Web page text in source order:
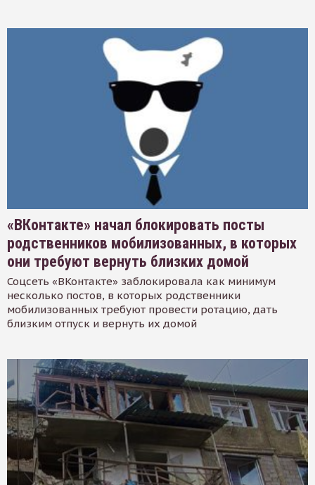
«ВКонтакте» начал блокировать посты
родственников мобилизованных, в которых
они требуют вернуть близких домой
Соцсеть «ВКонтакте» заблокировала как минимум
несколько постов, в которых родственники
мобилизованных требуют провести ротацию, дать
близким отпуск и вернуть их домой